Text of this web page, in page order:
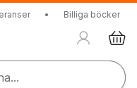
• Billiga böcker